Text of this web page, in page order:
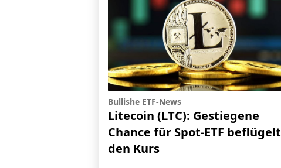
Bullishe ETF-News
Litecoin (LTC): Gestiegene
Chance für Spot-ETF beflügelt
den Kurs